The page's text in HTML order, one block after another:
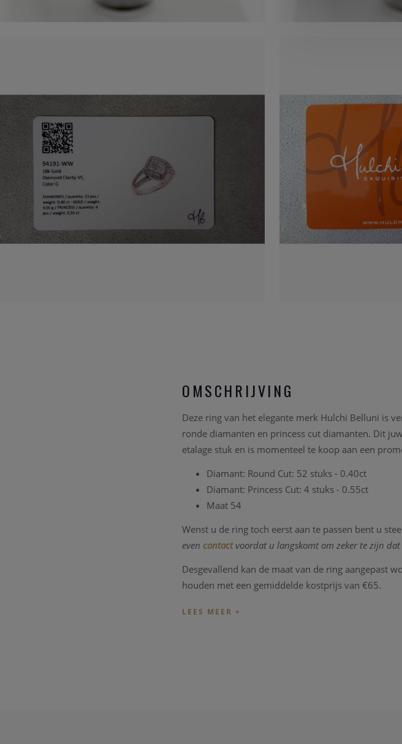
OMSCHRIJVING
Deze ring van het elegante merk Hulchi Belluni is
ronde diamanten en princess cut diamanten. Dit
etalage stuk en is momenteel te koop aan een
Diamant: Round Cut: 52 stuks - 0.40ct
Diamant: Princess Cut: 4 stuks - 0.55ct
Maat 54
Wenst u de ring toch eerst aan te passen bent u
even contact voordat u langskomt om zeker te zijn
Desgevallend kan de maat van de ring aangepast
houden met een gemiddelde kostprijs van €65.
Heeft u verder vragen kan u